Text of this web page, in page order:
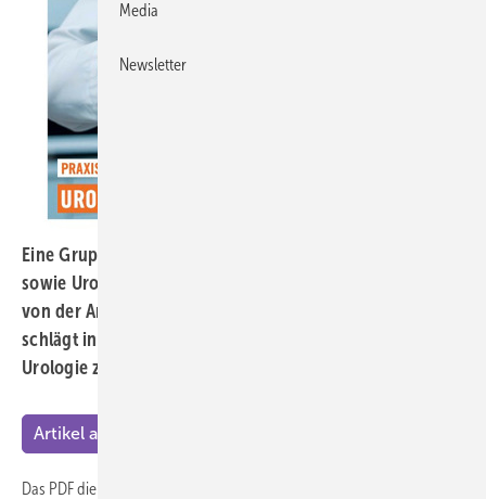
Eine Gruppe von Arbeitsmedizinerinnen und -medizinern
sowie Urologinnen und Urologen, die bereits eine Brücke
von der Arbeitsmedizin zur Urologie geschlagen hat,
schlägt in diesem Heft der ASU nun eine Brücke von der
Urologie zur Arbeitsmedizin.
Artikel als PDF
Das PDF dient ausschließlich dem persönlichen Gebrauch! -
Media
Newsletter